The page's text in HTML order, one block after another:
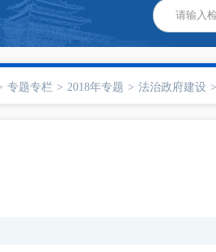
专题专栏 > 2018年专题 > 法治政府建设 >